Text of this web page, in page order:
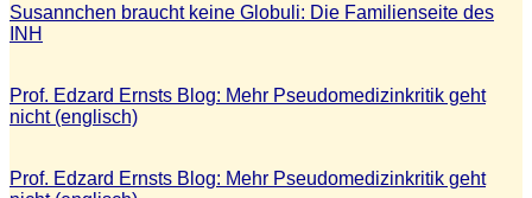
Susannchen braucht keine Globuli: Die Familienseite des
INH
Prof. Edzard Ernsts Blog: Mehr Pseudomedizinkritik geht
nicht (englisch)
Prof. Edzard Ernsts Blog: Mehr Pseudomedizinkritik geht